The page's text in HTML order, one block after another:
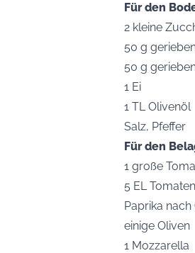
Für den
2 kleine
50 g
50 g
1 Ei
1 TL Olivenöl
Salz, Pfeffer
Für den
1 große
5 EL
Paprika
einige Oliven
1 Mozzarella